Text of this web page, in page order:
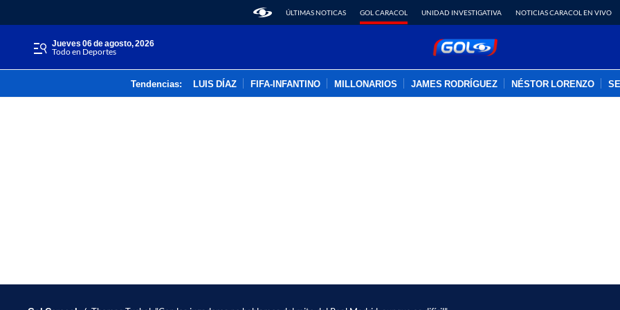
ÚLTIMAS NOTICAS GOL CARACOL UNIDAD INVESTIGATIVA NOTICIAS CARACOL EN VIVO
jueves 06 de agosto, 2026
Todo en Deportes
Tendencias: LUIS DÍAZ FIFA-INFANTINO MILLONARIOS JAMES RODRÍGUEZ NÉSTOR LORENZO